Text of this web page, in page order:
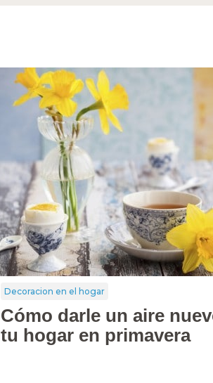
Decoracion en el hogar
Cómo darle un aire
tu hogar en primavera